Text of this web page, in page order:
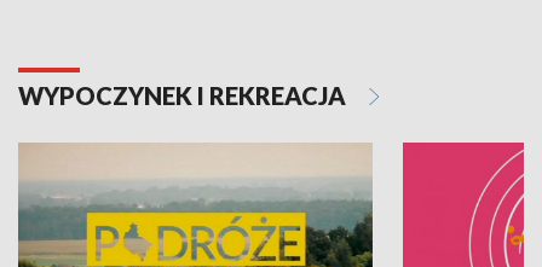
WYPOCZYNEK I REKREACJA